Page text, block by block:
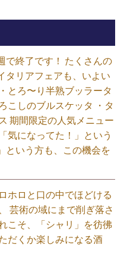
で終了です！ たくさんの
タリアフェアも、いよい
とろ〜り半熟ブッラータ
こしのブルスケッタ ・タ
期間限定の人気メニュー
気になってた！」という
という方も、この機会を
ホロと口の中でほどける
芸術の域にまで削ぎ落さ
こそ、「シャリ」を彷彿
だくか楽しみになる酒